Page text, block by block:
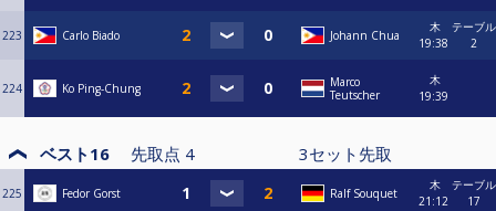
223 Carlo Biado Johann Chua
木
19:38
テーブル
2
224 Ko Ping-Chung
Marco
Teutscher
木
19:39
ベスト16 先取点 4 3セット先取
225 Fedor Gorst Ralf Souquet
木
21:12
テーブル
17